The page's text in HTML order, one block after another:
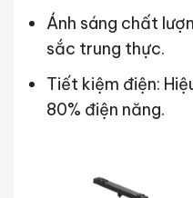
Ánh sáng chất
sắc trung thực.
Tiết kiệm điện:
80% điện năng.